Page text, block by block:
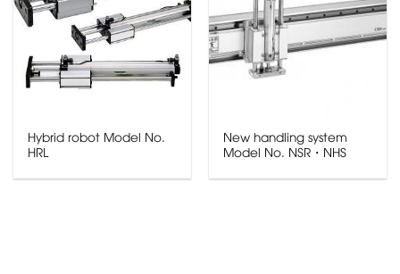
Hybrid robot Model No.
HRL
New handling system
Model No. NSR・NHS